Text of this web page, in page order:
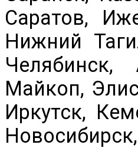
Саратов,
Нижний
Челябинск,
Майкоп,
Иркутск,